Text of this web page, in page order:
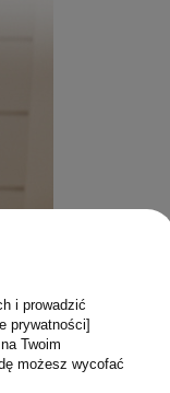
i prowadzić
prywatności]
Twoim
możesz wycofać